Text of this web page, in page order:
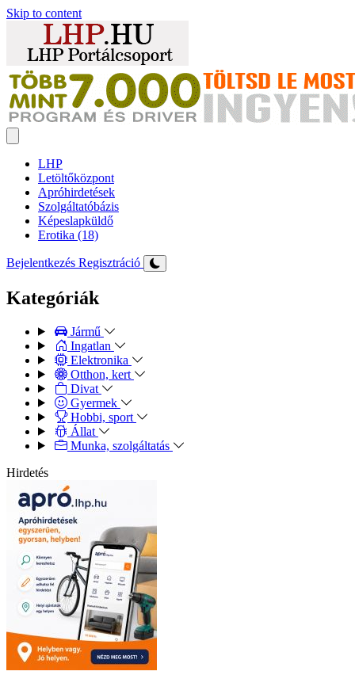
Skip to content
LHP
Letöltőközpont
Apróhirdetések
Szolgáltatóbázis
Képeslapküldő
Erotika (18)
Bejelentkezés Regisztráció
Kategóriák
Jármű
Ingatlan
Elektronika
Otthon, kert
Divat
Gyermek
Hobbi, sport
Állat
Munka, szolgáltatás
Hirdetés